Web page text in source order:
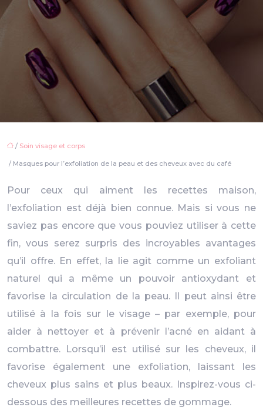
/ Soin visage et corps
/ Masques pour l’exfoliation de la peau et des cheveux avec du café
Pour ceux qui aiment les recettes maison,
l’exfoliation est déjà bien connue. Mais si vous ne
saviez pas encore que vous pouviez utiliser à cette
fin, vous serez surpris des incroyables avantages
qu’il offre. En effet, la lie agit comme un exfoliant
naturel qui a même un pouvoir antioxydant et
favorise la circulation de la peau. Il peut ainsi être
utilisé à la fois sur le visage – par exemple, pour
aider à nettoyer et à prévenir l’acné en aidant à
combattre. Lorsqu’il est utilisé sur les cheveux, il
favorise également une exfoliation, laissant les
cheveux plus sains et plus beaux. Inspirez-vous ci-
dessous des meilleures recettes de gommage.